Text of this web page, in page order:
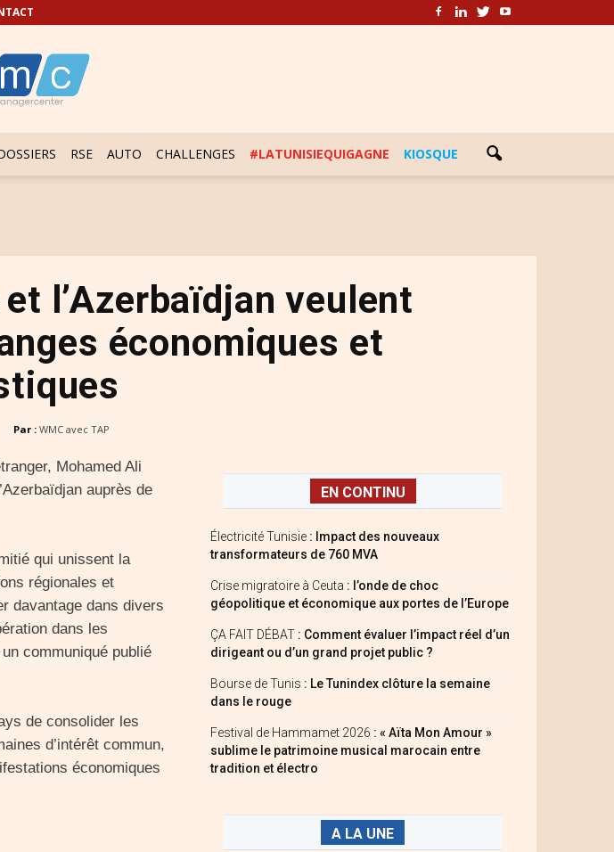
RSE AUTO CHALLENGES #LATUNISIEQUIGAGNE KIOSQUE
l’Azerbaïdjan veulent
économiques et
Par : WMC avec TAP
Mohamed Ali
auprès de
qui unissent la
régionales et
davantage dans divers
dans les
communiqué publié
de consolider les
d’intérêt commun,
économiques
EN CONTINU
Électricité Tunisie : Impact des nouveaux
transformateurs de 760 MVA
Crise migratoire à Ceuta : l’onde de choc
géopolitique et économique aux portes de l’Europe
ÇA FAIT DÉBAT : Comment évaluer l’impact réel d’un
dirigeant ou d’un grand projet public ?
Bourse de Tunis : Le Tunindex clôture la semaine
dans le rouge
Festival de Hammamet 2026 : « Aïta Mon Amour »
sublime le patrimoine musical marocain entre
tradition et électro
A LA UNE